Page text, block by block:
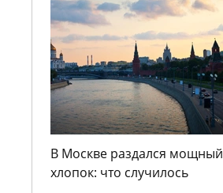
В Москве раздался мощный
хлопок: что случилось